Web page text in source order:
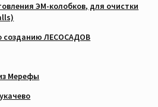
ЭМ-колобков, для очистки
созданию ЛЕСОСАДОВ
Мерефы